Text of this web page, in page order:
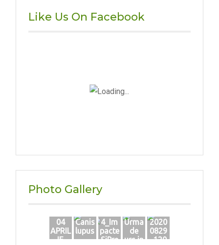
Like Us On Facebook
Photo Gallery
04
APRIL
IE
Canis
lupus
-
4_Im
pacte
SiPre
Urma
de
urs in
2020
0829
_120